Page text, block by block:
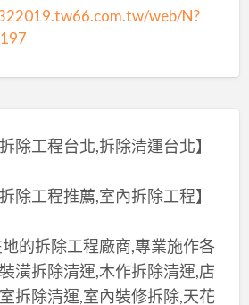
web/N?
除工程台北,拆除清運台北】
除工程推薦,室內拆除工程】
的拆除工程廠商,專業施作各
潢拆除清運,木作拆除清運,店
拆除清運,室內裝修拆除,天花